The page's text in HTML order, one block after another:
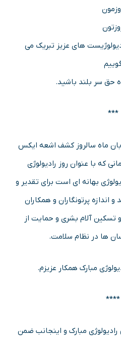
های عزیز تبریک می
حق سر بلند باشید.
***
نوامبر مصادف با ۱۷ آبان ماه سالروز کشف اشعه ایکس
که با عنوان روز رادیولوژی
بهانه ای است برای تقدیر و
پرتونگاران و همکاران
آلام بشری و حمایت از
ها در نظام سلامت.
****
جهانی رادیولوژی مبارک و اینجانب ضمن